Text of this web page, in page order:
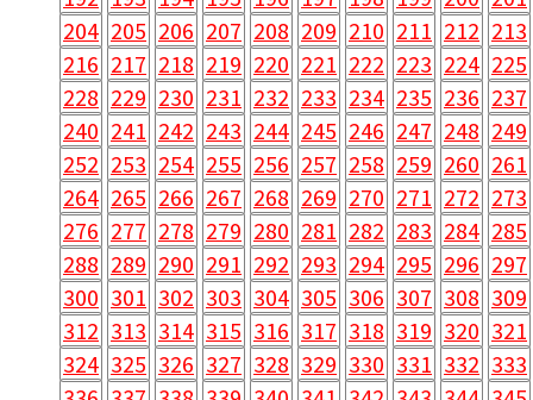
204 205 206 207 208 209 210 211 212 213
216 217 218 219 220 221 222 223 224 225
228 229 230 231 232 233 234 235 236 237
240 241 242 243 244 245 246 247 248 249
252 253 254 255 256 257 258 259 260 261
264 265 266 267 268 269 270 271 272 273
276 277 278 279 280 281 282 283 284 285
288 289 290 291 292 293 294 295 296 297
300 301 302 303 304 305 306 307 308 309
312 313 314 315 316 317 318 319 320 321
324 325 326 327 328 329 330 331 332 333